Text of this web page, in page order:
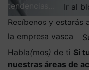
tendencias…
Ir al
Recíbenos y estarás
la empresa vasca
Habla(mos) de ti Si
nuestras áreas de